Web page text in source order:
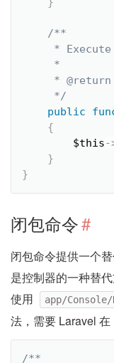
/**
*
     *
* @return
     */
public
{
$this-
}
}
闭包命令#
闭包命令提供一个
是控制器的一种替
使用
app/
法，需要 Laravel 在
/**